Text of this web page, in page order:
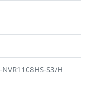
S3/H